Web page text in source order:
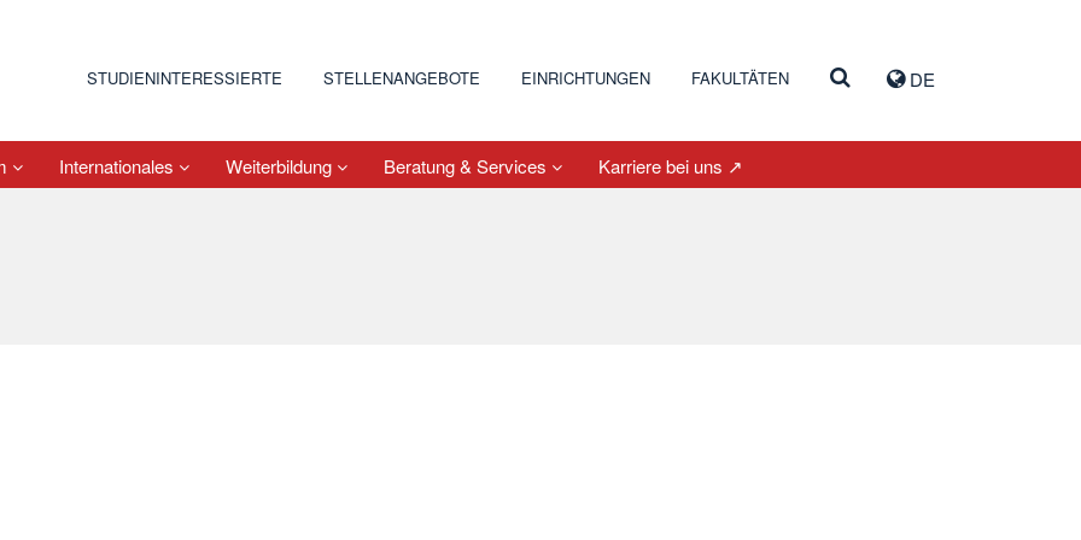
DE
STUDIENINTERESSIERTE STELLENANGEBOTE EINRICHTUNGEN FAKULTÄTEN
Internationales Weiterbildung Beratung & Services Karriere bei uns ↗